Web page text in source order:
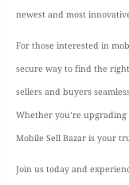
newest and most
For those interested in
secure way to find the
sellers and buyers
Whether you’re
Mobile Sell Bazar is your
Join us today and